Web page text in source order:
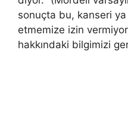
sonuçta bu, kanseri ya
etmemize izin
hakkındaki bilgimizi